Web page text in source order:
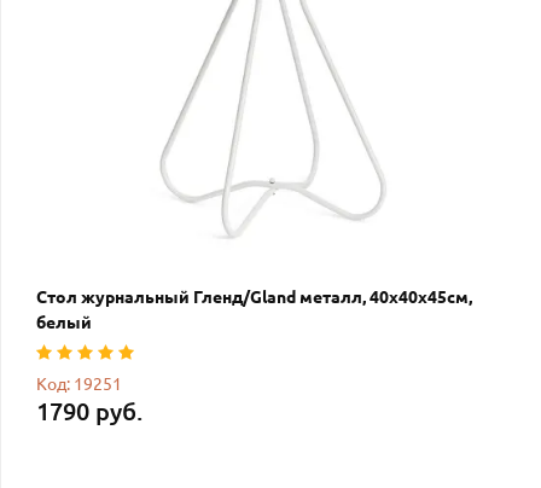
Стол журнальный Гленд/Gland металл, 40х40х45см,
белый
Код: 19251
1790 руб.